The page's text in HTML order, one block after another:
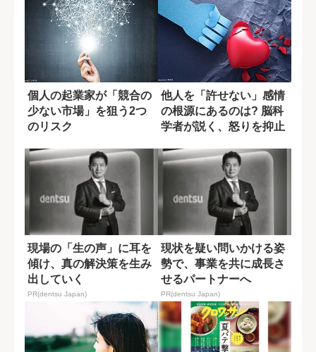
個人の起業家が「競合の
少ない市場」を狙う2つ
のリスク
他人を「許せない」感情
の根源にあるのは? 脳科
学者が説く、怒りを抑止
現場の「生の声」に耳を
傾け、真の解決策を生み
出していく
PR(dentsu Japan)
現状を疑い問いかける姿
勢で、事業を共に成長さ
せるパートナーへ
PR(dentsu Japan)